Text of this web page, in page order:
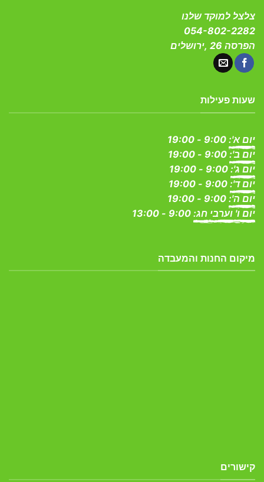
צלצל למוקד שלנו
054-802-2282
הפרסה 26 ,ירושלים
שעות פעילות
יום א':
יום ב':
יום ג':
יום ד':
יום ה':
יום ו' וערבי חג:
מיקום החנות והמעבדה
קישורים